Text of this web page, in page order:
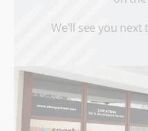
We'll see you next